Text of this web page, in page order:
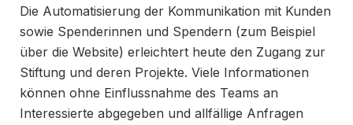
Die Automatisierung der Kommunikation mit Kunden
sowie Spenderinnen und Spendern (zum Beispiel
über die Website) erleichtert heute den Zugang zur
Stiftung und deren Projekte. Viele Informationen
können ohne Einflussnahme des Teams an
Interessierte abgegeben und allfällige Anfragen